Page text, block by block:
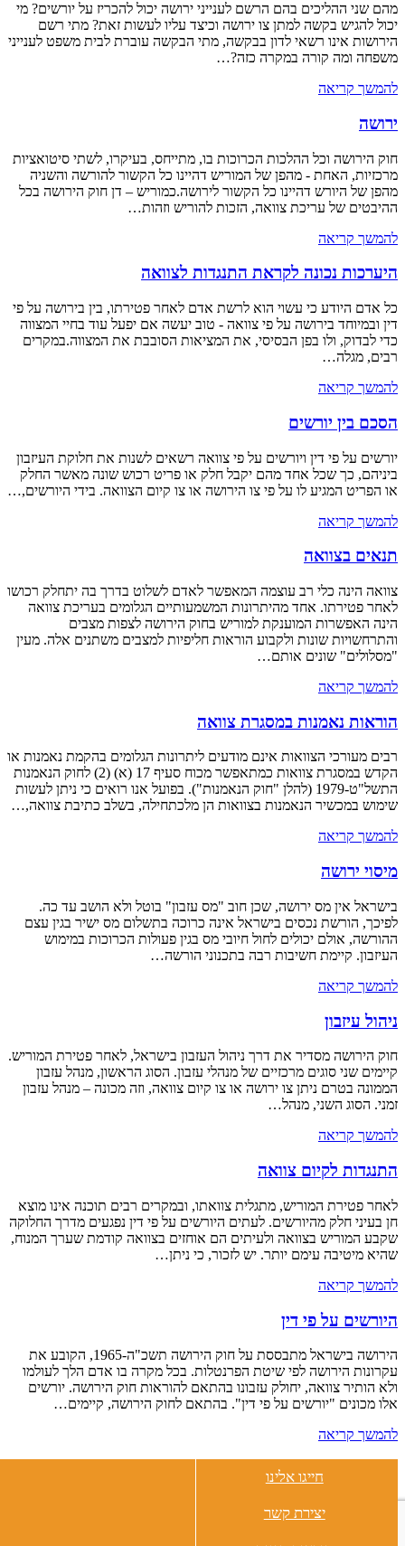
מהם שני ההליכים בהם הרשם לענייני ירושה יכול להכריז על יורשים? מי
יכול להגיש בקשה למתן צו ירושה וכיצד עליו לעשות זאת? מתי רשם
הירושות אינו רשאי לדון בבקשה, מתי הבקשה עוברת לבית משפט לענייני
משפחה ומה קורה במקרה כזה?…
להמשך קריאה
ירושה
חוק הירושה וכל ההלכות הכרוכות בו, מתייחס, בעיקרו, לשתי סיטואציות
מרכזיות, האחת - מהפן של המוריש דהיינו כל הקשור להורשה והשניה
מהפן של היורש דהיינו כל הקשור לירושה.כמוריש – דן חוק הירושה בכל
ההיבטים של עריכת צוואה, הזכות להוריש וזהות…
להמשך קריאה
היערכות נכונה לקראת התנגדות לצוואה
כל אדם היודע כי עשוי הוא לרשת אדם לאחר פטירתו, בין בירושה על פי
דין ובמיוחד בירושה על פי צוואה - טוב יעשה אם יפעל עוד בחיי המצווה
כדי לבדוק, ולו בפן הבסיסי, את המציאות הסובבת את המצווה.במקרים
רבים, מגלה…
להמשך קריאה
הסכם בין יורשים
יורשים על פי דין ויורשים על פי צוואה רשאים לשנות את חלוקת העיזבון
ביניהם, כך שכל אחד מהם יקבל חלק או פריט רכוש שונה מאשר החלק
או הפריט המגיע לו על פי צו הירושה או צו קיום הצוואה. בידי היורשים,…
להמשך קריאה
תנאים בצוואה
צוואה הינה כלי רב עוצמה המאפשר לאדם לשלוט בדרך בה יתחלק רכושו
לאחר פטירתו. אחד מהיתרונות המשמעותיים הגלומים בעריכת צוואה
הינה האפשרות המוענקת למוריש בחוק הירושה לצפות מצבים
והתרחשויות שונות ולקבוע הוראות חליפיות למצבים משתנים אלה. מעין
"מסלולים" שונים אותם…
להמשך קריאה
הוראות נאמנות במסגרת צוואה
רבים מעורכי הצוואות אינם מודעים ליתרונות הגלומים בהקמת נאמנות או
הקדש במסגרת צוואות כמתאפשר מכוח סעיף 17 (א) (2) לחוק הנאמנות
התשל"ט-1979 (להלן "חוק הנאמנות"). בפועל אנו רואים כי ניתן לעשות
שימוש במכשיר הנאמנות בצוואות הן מלכתחילה, בשלב כתיבת צוואה,…
להמשך קריאה
מיסוי ירושה
בישראל אין מס ירושה, שכן חוב "מס עזבון" בוטל ולא הושב עד כה.
לפיכך, הורשת נכסים בישראל אינה כרוכה בתשלום מס ישיר בגין עצם
ההורשה, אולם יכולים לחול חיובי מס בגין פעולות הכרוכות במימוש
העיזבון. קיימת חשיבות רבה בתכנוני הורשה…
להמשך קריאה
ניהול עיזבון
חוק הירושה מסדיר את דרך ניהול העזבון בישראל, לאחר פטירת המוריש.
קיימים שני סוגים מרכזיים של מנהלי עזבון. הסוג הראשון, מנהל עזבון
הממונה בטרם ניתן צו ירושה או צו קיום צוואה, וזה מכונה – מנהל עזבון
זמני. הסוג השני, מנהל…
להמשך קריאה
התנגדות לקיום צוואה
לאחר פטירת המוריש, מתגלית צוואתו, ובמקרים רבים תוכנה אינו מוצא
חן בעיני חלק מהיורשים. לעתים היורשים על פי דין נפגעים מדרך החלוקה
שקבע המוריש בצוואה ולעיתים הם אוחזים בצוואה קודמת שערך המנוח,
שהיא מיטיבה עימם יותר. יש לזכור, כי ניתן…
להמשך קריאה
היורשים על פי דין
הירושה בישראל מתבססת על חוק הירושה תשכ"ה-1965, הקובע את
עקרונות הירושה לפי שיטת הפרנטלות. בכל מקרה בו אדם הלך לעולמו
ולא הותיר צוואה, יחולק עזבונו בהתאם להוראות חוק הירושה. יורשים
אלו מכונים "יורשים על פי דין". בהתאם לחוק הירושה, קיימים…
להמשך קריאה
חייגו אלינו
יצירת קשר